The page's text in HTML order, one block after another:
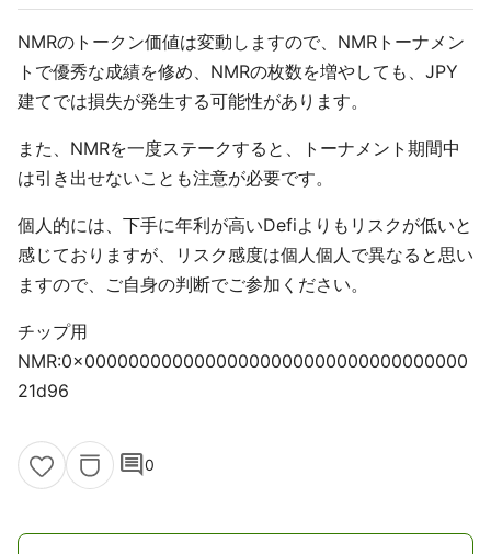
NMRのトークン価値は変動しますので、NMRトーナメン
トで優秀な成績を修め、NMRの枚数を増やしても、JPY
建てでは損失が発生する可能性があります。
また、NMRを一度ステークすると、トーナメント期間中
は引き出せないことも注意が必要です。
個人的には、下手に年利が高いDefiよりもリスクが低いと
感じておりますが、リスク感度は個人個人で異なると思い
ますので、ご自身の判断でご参加ください。
チップ用
NMR:0x00000000000000000000000000000000000
21d96
comment0